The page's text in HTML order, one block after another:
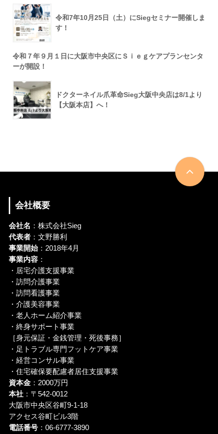
令和7年10月25日（土）にSiegセミナー開催しま
す！
令和７年９月１日に大阪市中央区にＳｉｅｇケアプランセンタ
ーが開設！
ドクターネイル爪革命Sieg大阪中央店は8/1より
【大阪本店】へ！
会社概要
会社名 ：株式会社Sieg
代表者：文野勝利
事業開始：2018年4月
事業内容：
・居宅介護支援事業
・訪問介護事業
・訪問看護事業
・介護美容事業
・老人ホーム紹介事業
・終身サポート事業
［身元保証・金銭管理・死後事務］
・足トラブル専門フットケア事業
・経営コンサル事業
・住宅確保要配慮者居住支援事業
資本金：2000万円
本社：〒542-0012
大阪市中央区谷町9-1-18
アクセス谷町ビル3階
電話番号：06-6777-3890